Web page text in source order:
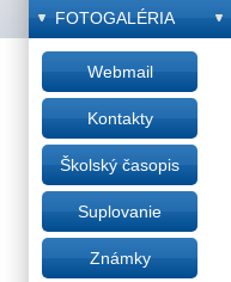
FOTOGALÉRIA
Webmail
Kontakty
Školský časopis
Suplovanie
Známky